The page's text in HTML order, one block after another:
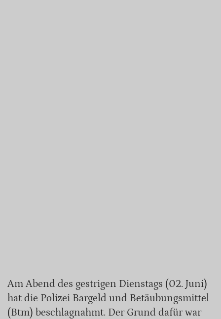
Am Abend des gestrigen Dienstags (02. Juni)
hat die Polizei Bargeld und Betäubungsmittel
(Btm) beschlagnahmt. Der Grund dafür war